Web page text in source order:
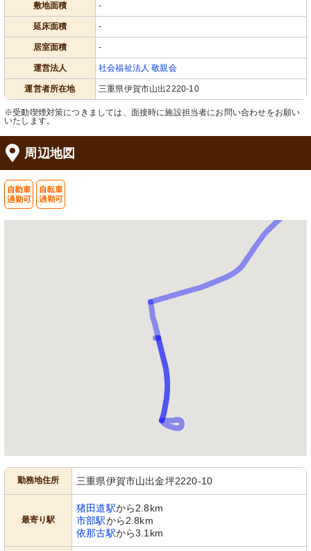
敷地面積 -
延床面積 -
居室面積 -
運営法人 社会福祉法人 敬親会
運営者所在地 三重県伊賀市山出2220-10
※受動喫煙対策につきましては、面接時に施設担当者にお問い合わせをお願い
いたします。
周辺地図
勤務地住所 三重県伊賀市山出金坪2220-10
最寄り駅
猪田道駅から2.8km
市部駅から2.8km
依那古駅から3.1km